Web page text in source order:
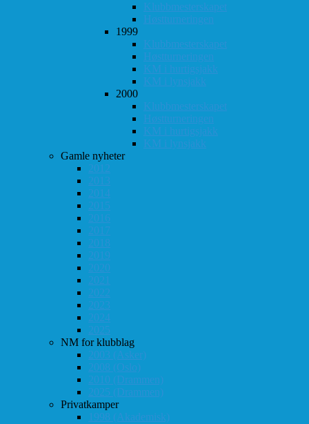
Klubbmesterskapet
Høstturneringen
1999
Klubbmesterskapet
Høstturneringen
KM i hurtigsjakk
KM i lynsjakk
2000
Klubbmesterskapet
Høstturneringen
KM i hurtigsjakk
KM i lynsjakk
Gamle nyheter
2012
2013
2014
2015
2016
2017
2018
2019
2020
2021
2022
2023
2024
2025
NM for klubblag
2003 (Asker)
2008 (Oslo)
2010 (Drammen)
2025 (Drammen)
Privatkamper
1998 (Akademisk)